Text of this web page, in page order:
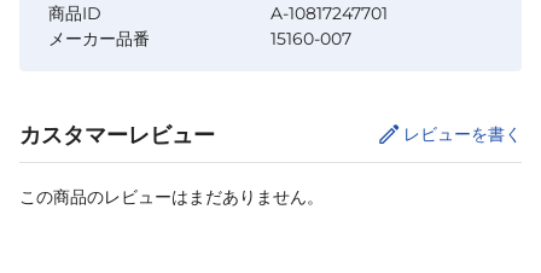
商品ID
A-10817247701
メーカー品番
15160-007
カスタマーレビュー レビューを書く
この商品のレビューはまだありません。